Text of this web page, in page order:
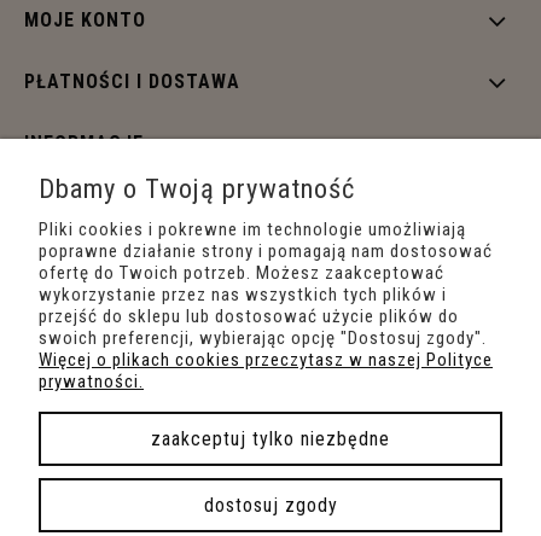
MOJE KONTO
PŁATNOŚCI I DOSTAWA
INFORMACJE
O NAS
pokaż pełną wersję strony
Dbamy o Twoją prywatność
Pliki cookies i pokrewne im technologie umożliwiają
poprawne działanie strony i pomagają nam dostosować
ofertę do Twoich potrzeb. Możesz zaakceptować
wykorzystanie przez nas wszystkich tych plików i
przejść do sklepu lub dostosować użycie plików do
swoich preferencji, wybierając opcję "Dostosuj zgody".
Więcej o plikach cookies przeczytasz w naszej Polityce
prywatności.
zaakceptuj tylko niezbędne
dostosuj zgody